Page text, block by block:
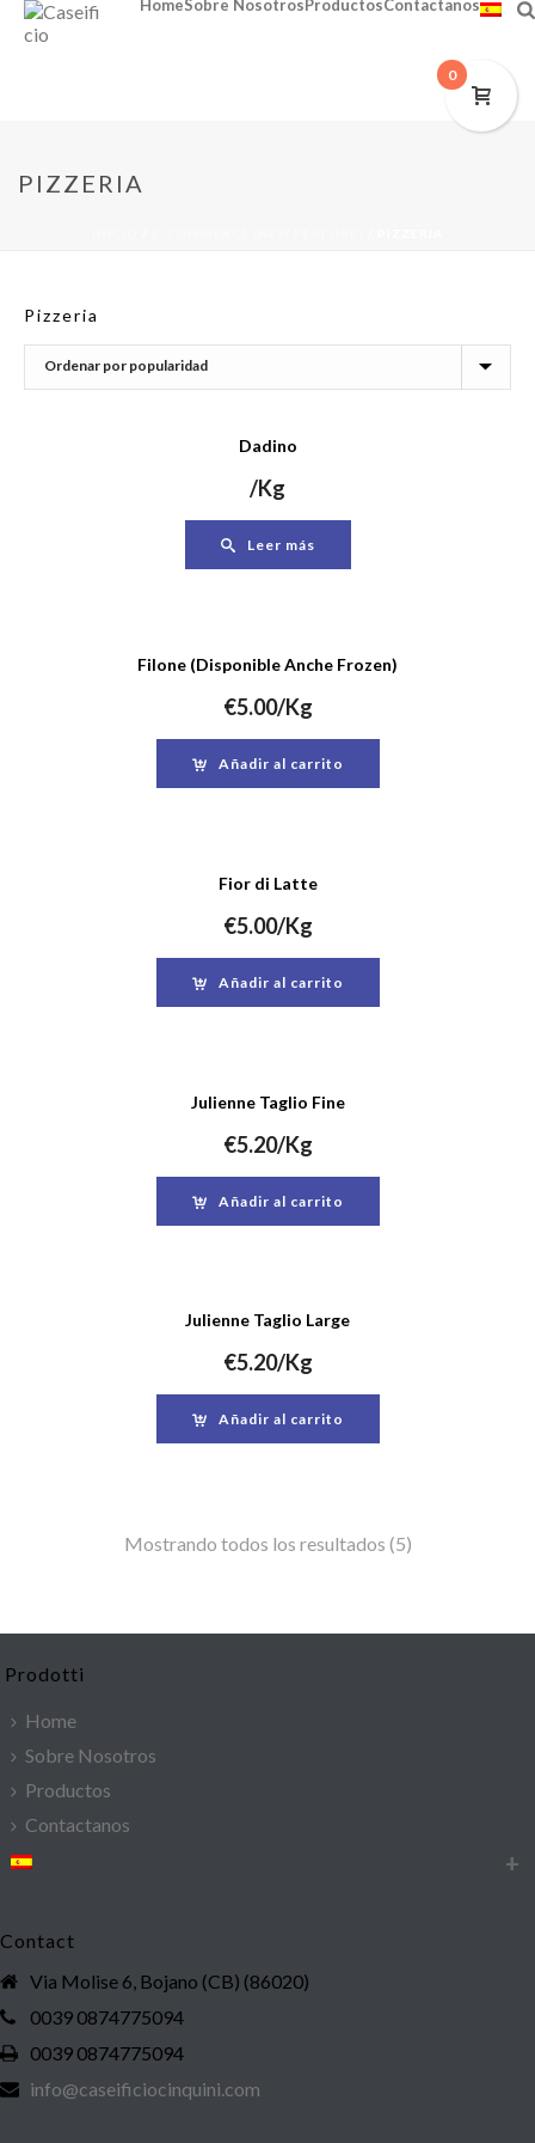
HomeSobre NosotrosProductosContactanos
PIZZERIA
Pizzeria
Dadino
/Kg
Leer más
Filone (Disponible Anche Frozen)
€5.00/Kg
Añadir al carrito
Fior di Latte
€5.00/Kg
Añadir al carrito
Julienne Taglio Fine
€5.20/Kg
Añadir al carrito
Julienne Taglio Large
€5.20/Kg
Añadir al carrito
Mostrando todos los resultados (5)
Prodotti
Home
Sobre Nosotros
Productos
Contactanos
Contact
Via Molise 6, Bojano (CB) (86020)
0039 0874775094
0039 0874775094
info@caseificiocinquini.com
0